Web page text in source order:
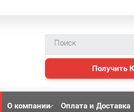
Получить
О компании Оплата и Доставка